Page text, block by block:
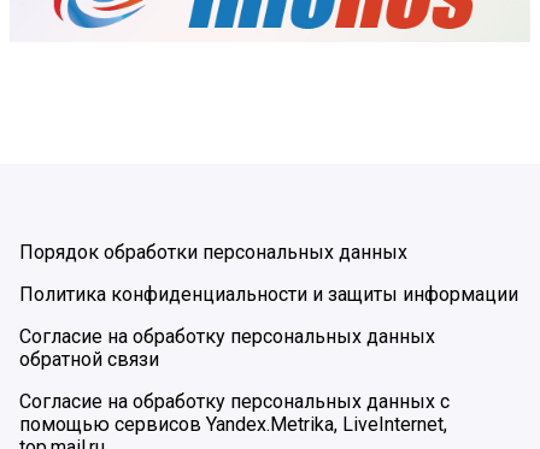
Порядок обработки персональных данных
Политика конфиденциальности и защиты информации
Согласие на обработку персональных данных
обратной связи
Согласие на обработку персональных данных с
помощью сервисов Yandex.Metrika, LiveInternet,